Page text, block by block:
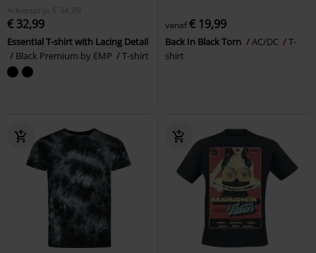
Adviesprijs
€ 34,99
€ 32,99
Essential T-shirt with Lacing Detail
Black Premium by EMP
T-shirt
vanaf€ 19,99
Back In Black Torn AC/DC
T-
shirt